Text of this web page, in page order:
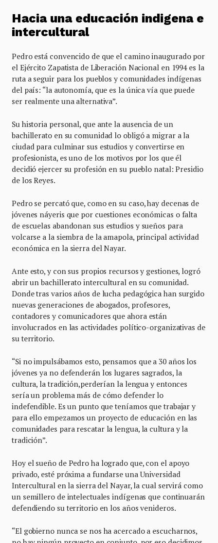
Hacia una educación indigena e
intercultural
Pedro está convencido de que el camino inaugurado por
el Ejército Zapatista de Liberación Nacional en 1994 es la
ruta a seguir para los pueblos y comunidades indígenas
del país: “la autonomía, que es la única vía que puede
ser realmente una alternativa”.
Su historia personal, que ante la ausencia de un
bachillerato en su comunidad lo obligó a migrar a la
ciudad para culminar sus estudios y convertirse en
profesionista, es uno de los motivos por los que él
decidió ejercer su profesión en su pueblo natal: Presidio
de los Reyes.
Pedro se percató que, como en su caso, hay decenas de
jóvenes náyeris que por cuestiones económicas o falta
de escuelas abandonan sus estudios y sueños para
volcarse a la siembra de la amapola, principal actividad
económica en la sierra del Nayar.
Ante esto, y con sus propios recursos y gestiones, logró
abrir un bachillerato intercultural en su comunidad.
Donde tras varios años de lucha pedagógica han surgido
nuevas generaciones de abogados, profesores,
contadores y comunicadores que ahora están
involucrados en las actividades político-organizativas de
su territorio.
“Si no impulsábamos esto, pensamos que a 30 años los
jóvenes ya no defenderán los lugares sagrados, la
cultura, la tradición,perderían la lengua y entonces
sería un problema más de cómo defender lo
indefendible. Es un punto que teníamos que trabajar y
para ello empezamos un proyecto de educación en las
comunidades para rescatar la lengua, la cultura y la
tradición”.
Hoy el sueño de Pedro ha logrado que, con el apoyo
privado, esté próxima a fundarse una Universidad
Intercultural en la sierra del Nayar, la cual servirá como
un semillero de intelectuales indígenas que continuarán
defendiendo su territorio en los años venideros.
“El gobierno nunca se nos ha acercado a escucharnos,